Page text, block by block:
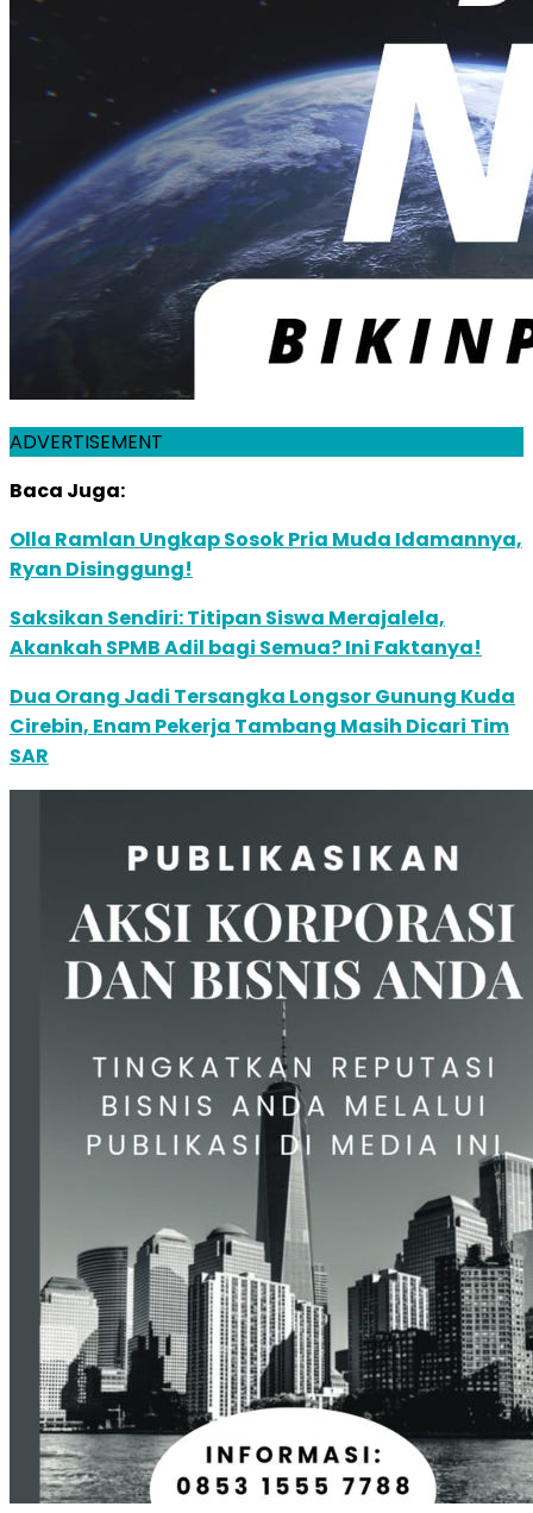
ADVERTISEMENT
Baca Juga:
Olla Ramlan Ungkap Sosok Pria Muda Idamannya,
Ryan Disinggung!
Saksikan Sendiri: Titipan Siswa Merajalela,
Akankah SPMB Adil bagi Semua? Ini Faktanya!
Dua Orang Jadi Tersangka Longsor Gunung Kuda
Cirebin, Enam Pekerja Tambang Masih Dicari Tim
SAR